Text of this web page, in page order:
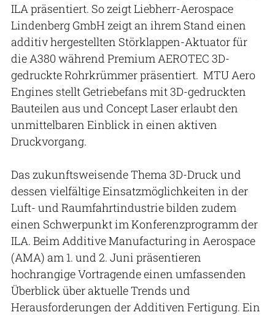
ILA präsentiert. So zeigt Liebherr-Aerospace
Lindenberg GmbH zeigt an ihrem Stand einen
additiv hergestellten Störklappen-Aktuator für
die A380 während Premium AEROTEC 3D-
gedruckte Rohrkrümmer präsentiert. MTU Aero
Engines stellt Getriebefans mit 3D-gedruckten
Bauteilen aus und Concept Laser erlaubt den
unmittelbaren Einblick in einen aktiven
Druckvorgang.
Das zukunftsweisende Thema 3D-Druck und
dessen vielfältige Einsatzmöglichkeiten in der
Luft- und Raumfahrtindustrie bilden zudem
einen Schwerpunkt im Konferenzprogramm der
ILA. Beim Additive Manufacturing in Aerospace
(AMA) am 1. und 2. Juni präsentieren
hochrangige Vortragende einen umfassenden
Überblick über aktuelle Trends und
Herausforderungen der Additiven Fertigung. Ein